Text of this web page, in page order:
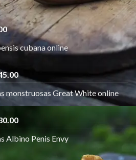
desde
€150.00
hasta
€865.00
El
precio
actual
€55.00.
cubana online
Rango
de
precios:
desde
€140.00
hasta
€745.00
monstruosas Great White online
Rango
precios:
Albino Penis Envy